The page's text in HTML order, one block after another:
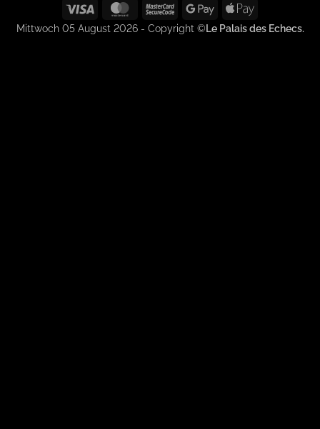
Visa MasterCardMasterCard
2
Google
Pay
Apple
Pay
Mittwoch 05 August 2026 - Copyright ©Le Palais des Echecs.